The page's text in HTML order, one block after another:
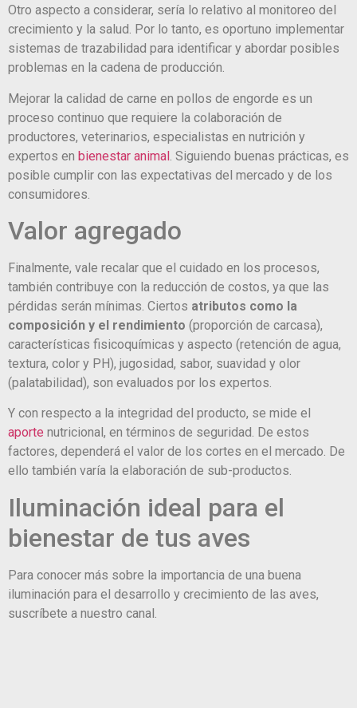
Otro aspecto a considerar, sería lo relativo al monitoreo del
crecimiento y la salud. Por lo tanto, es oportuno implementar
sistemas de trazabilidad para identificar y abordar posibles
problemas en la cadena de producción.
Mejorar la calidad de carne en pollos de engorde es un
proceso continuo que requiere la colaboración de
productores, veterinarios, especialistas en nutrición y
expertos en bienestar animal . Siguiendo buenas prácticas, es
posible cumplir con las expectativas del mercado y de los
consumidores.
Valor agregado
Finalmente, vale recalar que el cuidado en los procesos,
también contribuye con la reducción de costos, ya que las
pérdidas serán mínimas. Ciertos atributos como la
composición y el rendimiento (proporción de carcasa),
características fisicoquímicas y aspecto (retención de agua,
textura, color y PH), jugosidad, sabor, suavidad y olor
(palatabilidad), son evaluados por los expertos.
Y con respecto a la integridad del producto, se mide el
aporte nutricional, en términos de seguridad. De estos
factores, dependerá el valor de los cortes en el mercado. De
ello también varía la elaboración de sub-productos.
Iluminación ideal para el
bienestar de tus aves
Para conocer más sobre la importancia de una buena
iluminación para el desarrollo y crecimiento de las aves,
suscríbete a nuestro canal.